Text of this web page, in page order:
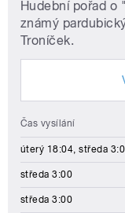
Hudební pořad o
známý
Troníček.
Čas vysílání
úterý 18:04, středa
středa 3:00
středa 3:00